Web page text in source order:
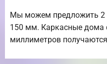
Мы можем предложить 2
150 мм. Каркасные дома
миллиметров